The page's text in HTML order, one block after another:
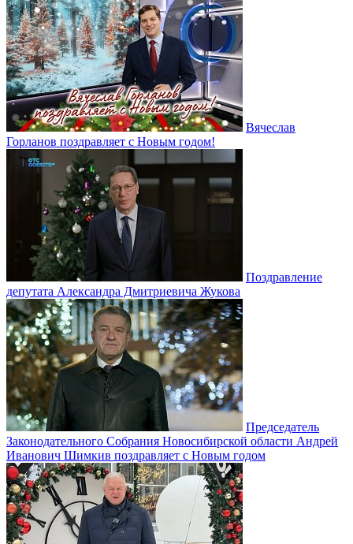
Вячеслав
Горланов поздравляет с Новым годом!
Поздравление
депутата Александра Дмитриевича Жукова
Председатель
Законодательного Собрания Новосибирской области Андрей
Иванович Шимкив поздравляет с Новым годом